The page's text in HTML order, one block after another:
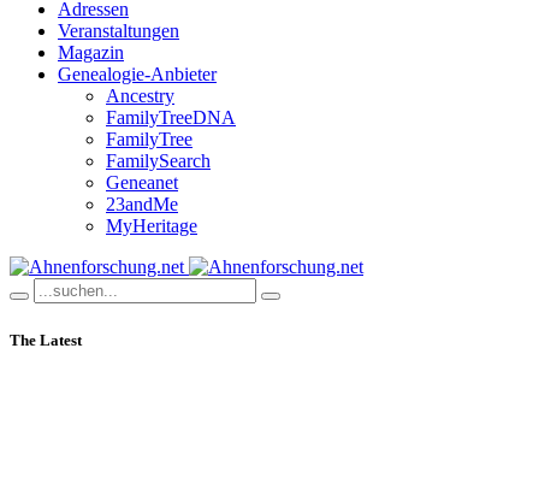
Adressen
Veranstaltungen
Magazin
Genealogie-Anbieter
Ancestry
FamilyTreeDNA
FamilyTree
FamilySearch
Geneanet
23andMe
MyHeritage
The Latest